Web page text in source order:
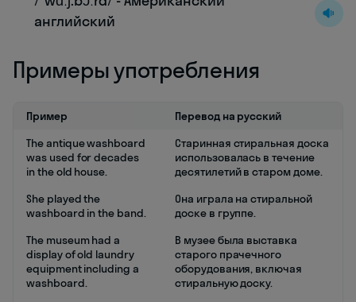
английский
Примеры употребления
Пример
Перевод на русский
The antique washboard
was used for decades
in the old house.
Старинная стиральная доска
использовалась в течение
десятилетий в старом доме.
She played the
washboard in the band.
Она играла на стиральной
доске в группе.
The museum had a
display of old laundry
equipment including a
washboard.
В музее была выставка
старого прачечного
оборудования, включая
стиральную доску.